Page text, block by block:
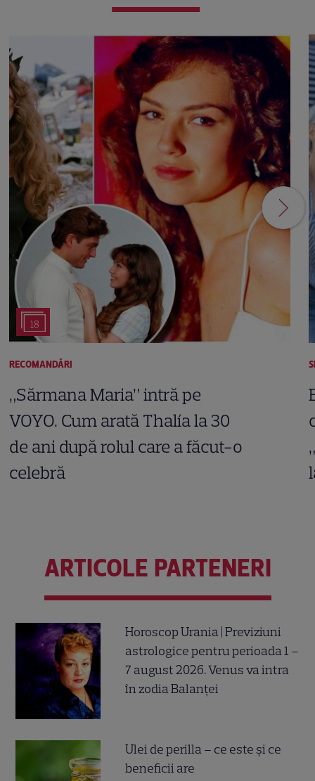
18
RECOMANDĂRI
„Sărmana Maria” intră pe
VOYO. Cum arată Thalía la 30
de ani după rolul care a făcut-o
celebră
ARTICOLE PARTENERI
Horoscop Urania | Previziuni
astrologice pentru perioada 1 –
7 august 2026. Venus va intra
în zodia Balanței
Ulei de perilla – ce este și ce
beneficii are